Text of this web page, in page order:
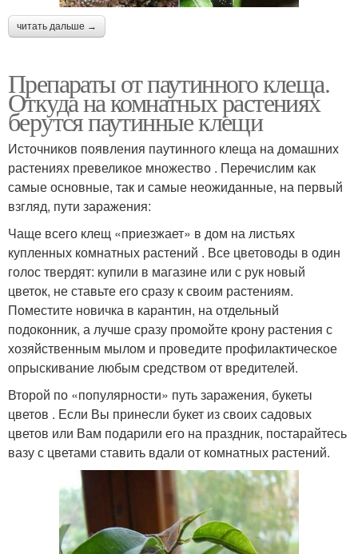
читать дальше →
Препараты от паутинного клеща.
Откуда на комнатных растениях
берутся паутинные клещи
Источников появления паутинного клеща на домашних
растениях превеликое множество . Перечислим как
самые основные, так и самые неожиданные, на первый
взгляд, пути заражения:
Чаще всего клещ «приезжает» в дом на листьях
купленных комнатных растений . Все цветоводы в один
голос твердят: купили в магазине или с рук новый
цветок, не ставьте его сразу к своим растениям.
Поместите новичка в карантин, на отдельный
подоконник, а лучше сразу промойте крону растения с
хозяйственным мылом и проведите профилактическое
опрыскивание любым средством от вредителей.
Второй по «популярности» путь заражения, букеты
цветов . Если Вы принесли букет из своих садовых
цветов или Вам подарили его на праздник, постарайтесь
вазу с цветами ставить вдали от комнатных растений.